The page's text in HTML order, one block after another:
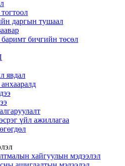
даргын тушаал
бичгийн төсөл
явдал
үйл ажиллагаа
хайгуулын мэдээлэл